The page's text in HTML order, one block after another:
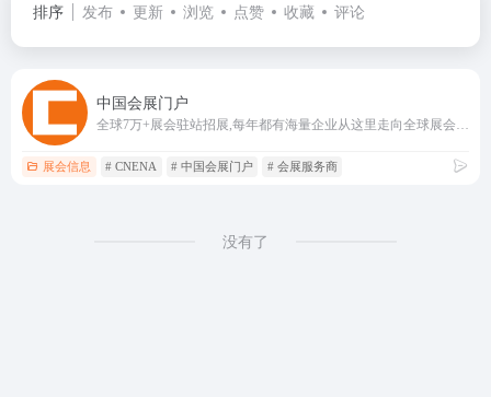
排序 发布 更新 浏览 点赞 收藏 评论
中国会展门户
展会信息 # CNENA # 中国会展门户 # 会展服务商
没有了